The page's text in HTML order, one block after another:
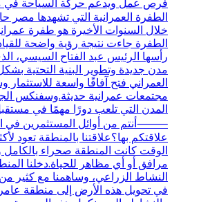
فرص عمل ويدعم حركة
الطفرة العمرانية التي تشهدها مصر
خلال السنوات الأخيرة هو طفرة
الطفرة جاءت نتيجة رؤية واضحة
رأسها الرئيس عبد الفتاح السيسي،
مدن جديدة وتطوير البنية التحتية
العمراني فتح آفاقًا واسعة
مجتمعات عمرانية حديثة.وسفنكس
المدن التي تلعب دورًا مهمًا في
⸻أنتم من أوائل المستثمرين في
الوقت كانت المنطقة صحراء بالكامل
مرافق أو أي مظاهر للحياة.دخلنا
النشاط الزراعي، وساهمنا مع كثير
في تحويل هذه الأرض إلى منطقة